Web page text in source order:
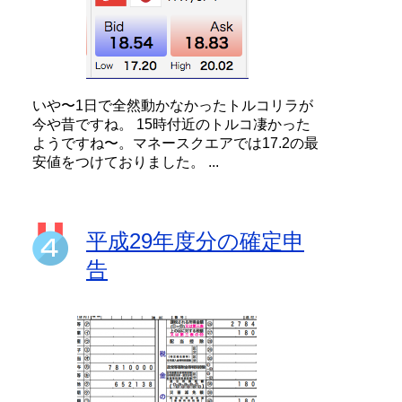
いや〜1日で全然動かなかったトルコリラが
今や昔ですね。 15時付近のトルコ凄かった
ようですね〜。マネースクエアでは17.2の最
安値をつけておりました。 ...
平成29年度分の確定申
告